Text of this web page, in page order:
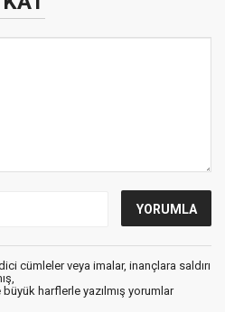
cümleler veya imalar, inançlara saldırı
harflerle yazılmış yorumlar